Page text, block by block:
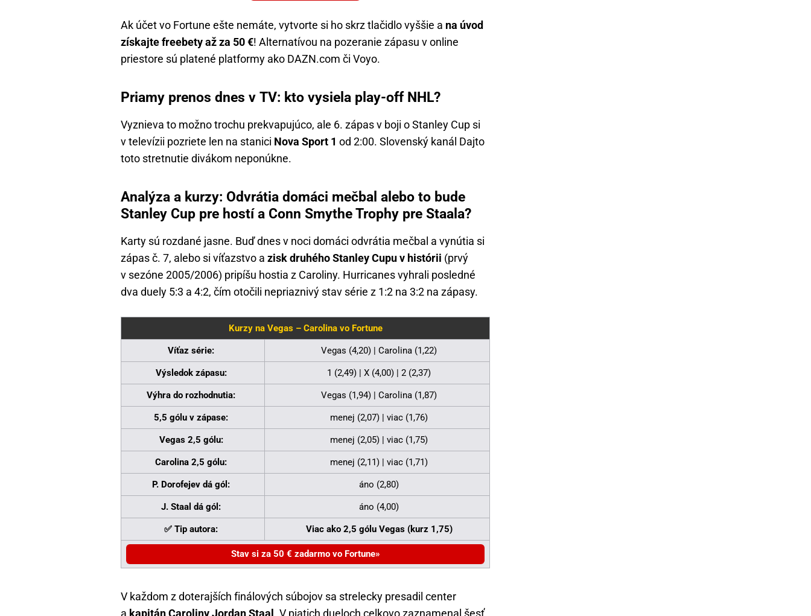
Ak účet vo Fortune ešte nemáte, vytvorte si ho skrz tlačidlo vyššie a na úvod
získajte freebety až za 50 €! Alternatívou na pozeranie zápasu v online
priestore sú platené platformy ako DAZN.com či Voyo.
Priamy prenos dnes v TV: kto vysiela play-off NHL?
Vyznieva to možno trochu prekvapujúco, ale 6. zápas v boji o Stanley Cup si
v televízii pozriete len na stanici Nova Sport 1 od 2:00. Slovenský kanál Dajto
toto stretnutie divákom neponúkne.
Analýza a kurzy: Odvrátia domáci mečbal alebo to bude
Stanley Cup pre hostí a Conn Smythe Trophy pre Staala?
Karty sú rozdané jasne. Buď dnes v noci domáci odvrátia mečbal a vynútia si
zápas č. 7, alebo si víťazstvo a zisk druhého Stanley Cupu v histórii (prvý
v sezóne 2005/2006) pripíšu hostia z Caroliny. Hurricanes vyhrali posledné
dva duely 5:3 a 4:2, čím otočili nepriaznivý stav série z 1:2 na 3:2 na zápasy.
Kurzy na Vegas – Carolina vo Fortune
Víťaz série: Vegas (4,20) | Carolina (1,22)
Výsledok zápasu: 1 (2,49) | X (4,00) | 2 (2,37)
Výhra do rozhodnutia: Vegas (1,94) | Carolina (1,87)
5,5 gólu v zápase: menej (2,07) | viac (1,76)
Vegas 2,5 gólu: menej (2,05) | viac (1,75)
Carolina 2,5 gólu: menej (2,11) | viac (1,71)
P. Dorofejev dá gól: áno (2,80)
J. Staal dá gól: áno (4,00)
✅ Tip autora: Viac ako 2,5 gólu Vegas (kurz 1,75)
Stav si za 50 € zadarmo vo Fortune
V každom z doterajších finálových súbojov sa strelecky presadil center
a kapitán Caroliny Jordan Staal . V piatich dueloch celkovo zaznamenal šesť